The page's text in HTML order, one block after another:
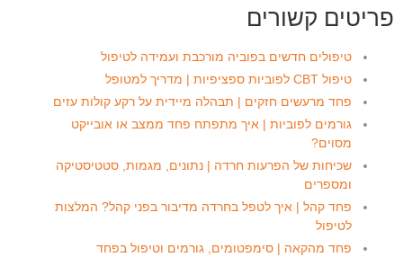
פריטים קשורים
טיפולים חדשים בפוביה מורכבת ועמידה לטיפול
טיפול CBT לפוביות ספציפיות | מדריך למטופל
פחד מרעשים חזקים | תבהלה מיידית על רקע קולות עזים
גורמים לפוביות | איך מתפתח פחד ממצב או אובייקט
מסוים?
שכיחות של הפרעות חרדה | נתונים, מגמות, סטטיסטיקה
ומספרים
פחד קהל | איך לטפל בחרדה מדיבור בפני קהל? המלצות
לטיפול
פחד מהקאה | סימפטומים, גורמים וטיפול בפחד